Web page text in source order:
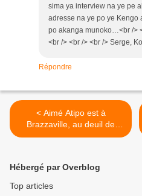
sima ya interview na ye pe
adresse na ye po ye Kengo
po akanga munoko…<br />
<br /> <br /> <br /> Serge,
Répondre
< Aimé Atipo est à
Brazzaville, au deuil de
Nino Malapet.
Hébergé par Overblog
Top articles